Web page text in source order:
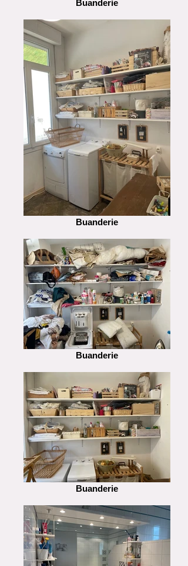
Buanderie
Buanderie
Buanderie
Buanderie